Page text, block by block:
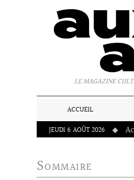
LE MAGAZINE
ACCUEIL
JEUDI 6 AOÛT 2026
Sommaire
Panneau de gestion des cookies